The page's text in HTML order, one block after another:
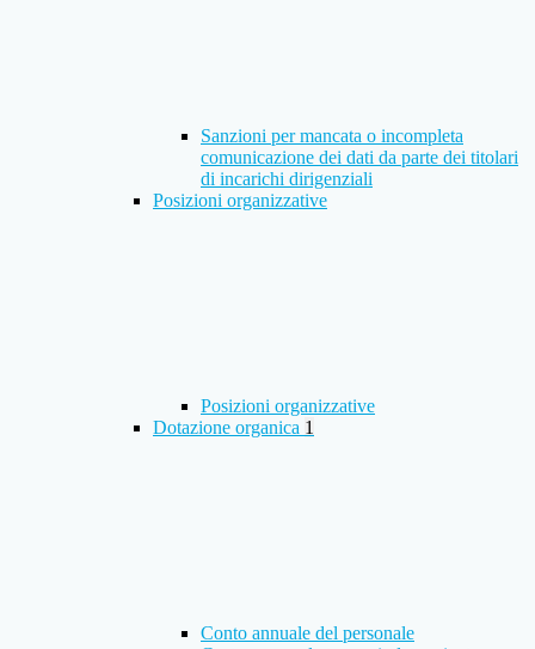
Sanzioni per mancata o incompleta
comunicazione dei dati da parte dei titolari
di incarichi dirigenziali
Posizioni organizzative
Posizioni organizzative
Dotazione organica 1
Conto annuale del personale